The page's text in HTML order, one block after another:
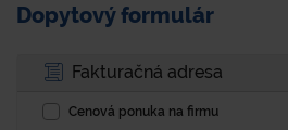
Dopytový formulár
Fakturačná adresa
Cenová ponuka na firmu